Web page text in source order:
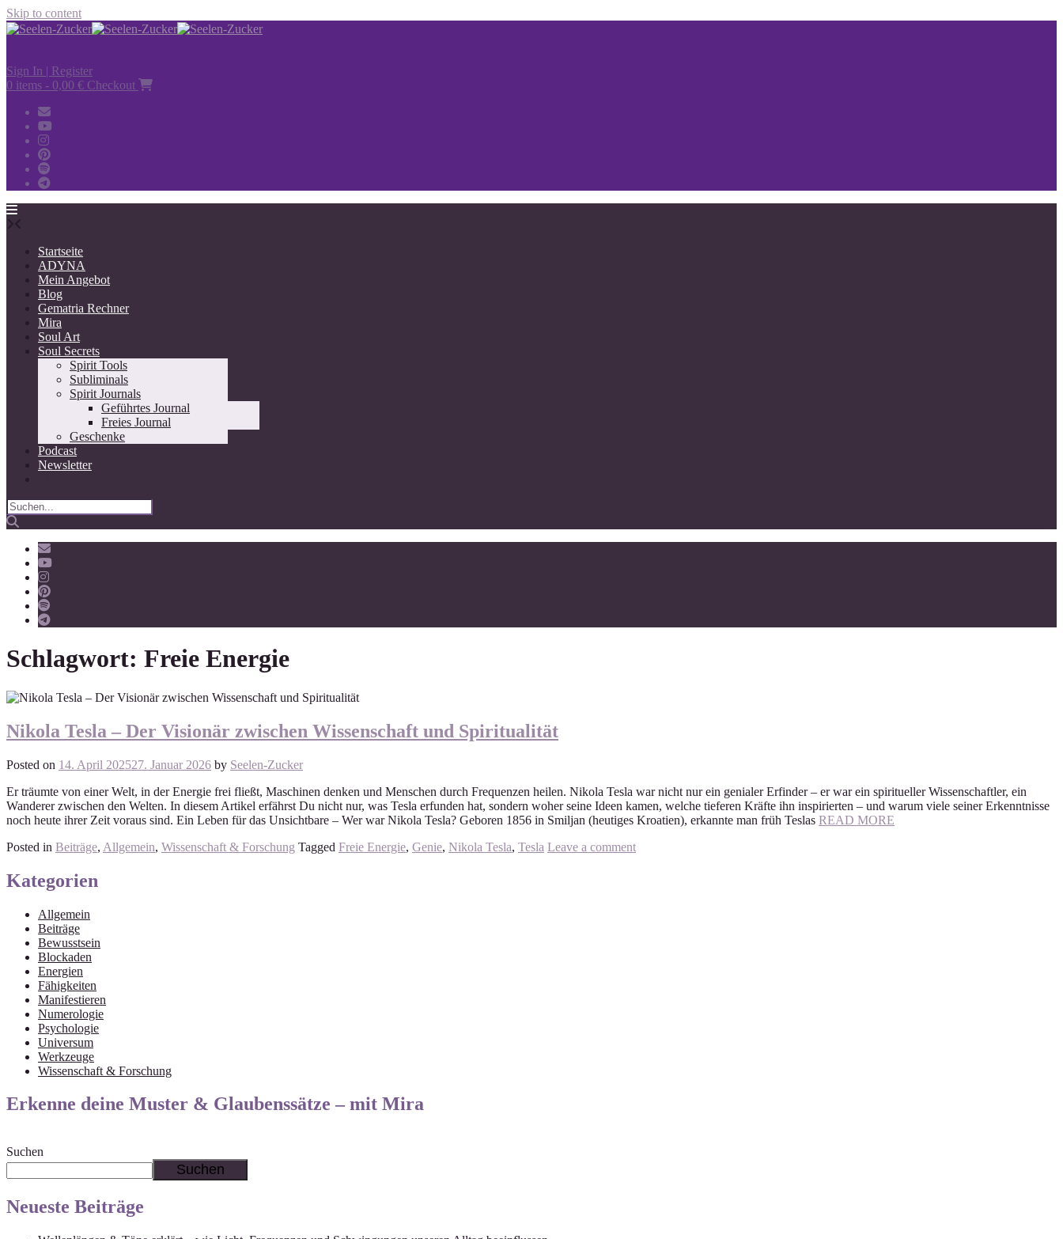
Skip to content
Sign In | Register
0 items - 0,00 € Checkout
Startseite
ADYNA
Mein Angebot
Blog
Gematria Rechner
Mira
Soul Art
Soul Secrets
Spirit Tools
Subliminals
Spirit Journals
Geführtes Journal
Freies Journal
Geschenke
Podcast
Newsletter
Schlagwort: Freie Energie
Nikola Tesla – Der Visionär zwischen Wissenschaft und Spiritualität
Posted on 14. April 202527. Januar 2026 by Seelen-Zucker
Er träumte von einer Welt, in der Energie frei fließt, Maschinen denken und Menschen durch Frequenzen heilen. Nikola Tesla war nicht nur ein genialer Erfinder – er war ein spiritueller Wissenschaftler, ein
Wanderer zwischen den Welten. In diesem Artikel erfährst Du nicht nur, was Tesla erfunden hat, sondern woher seine Ideen kamen, welche tieferen Kräfte ihn inspirierten – und warum viele seiner Erkenntnisse
noch heute ihrer Zeit voraus sind. Ein Leben für das Unsichtbare – Wer war Nikola Tesla? Geboren 1856 in Smiljan (heutiges Kroatien), erkannte man früh Teslas READ MORE
Posted in Beiträge, Allgemein, Wissenschaft & Forschung Tagged Freie Energie, Genie, Nikola Tesla, Tesla Leave a comment
Kategorien
Allgemein
Beiträge
Bewusstsein
Blockaden
Energien
Fähigkeiten
Manifestieren
Numerologie
Psychologie
Universum
Werkzeuge
Wissenschaft & Forschung
Erkenne deine Muster & Glaubenssätze – mit Mira
Suchen
Suchen
Neueste Beiträge